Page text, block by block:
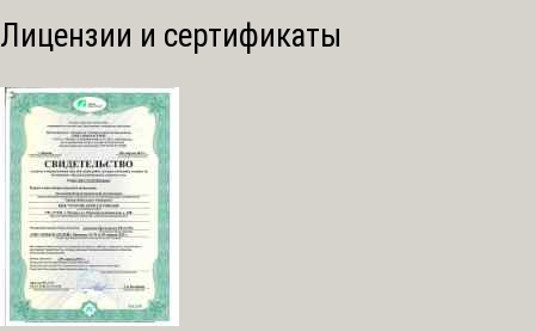
Лицензии и сертификаты